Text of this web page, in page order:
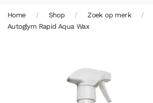
Home Shop Zoek op merk
Autoglym Rapid Aqua Wax